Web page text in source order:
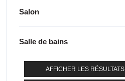
Salon
Salle de bains
AFFICHER LES RÉSULTATS